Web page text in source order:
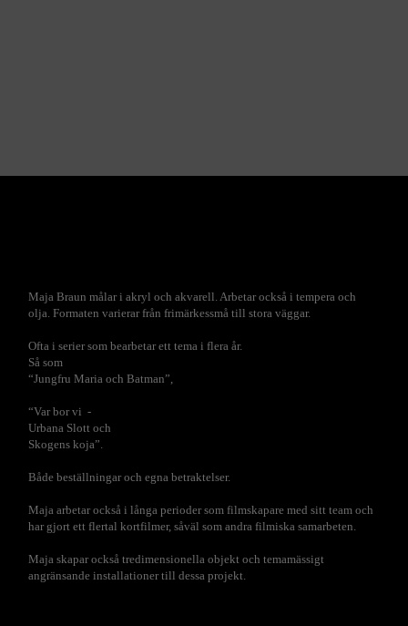
Maja Braun målar i akryl och akvarell. Arbetar också i tempera och
olja. Formaten varierar från frimärkessmå till stora väggar.
Ofta i serier som bearbetar ett tema i flera år.
Så som
“Jungfru Maria och Batman”,
“Var bor vi -
Urbana Slott och
Skogens koja”.
Både beställningar och egna betraktelser.
Maja arbetar också i långa perioder som filmskapare med sitt team och
har gjort ett flertal kortfilmer, såväl som andra filmiska samarbeten.
Maja skapar också tredimensionella objekt och temamässigt
angränsande installationer till dessa projekt.